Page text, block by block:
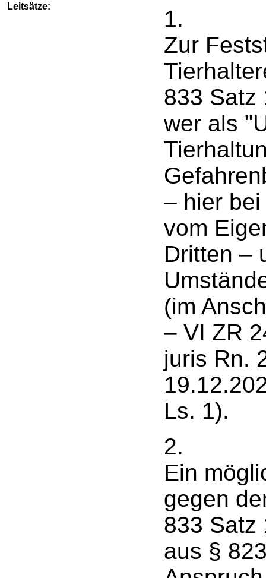
Leitsätze:
1.
Zur
833 Satz
wer als
– hier
vom
Dritten –
(im
– VI ZR
juris Rn.
Ls. 1).
2.
Ein
gegen
833 Satz
aus §